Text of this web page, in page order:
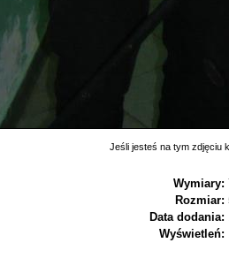
Jeśli jesteś na tym zdjęciu
Wymiary:
Rozmiar:
Data dodania:
Wyświetleń: